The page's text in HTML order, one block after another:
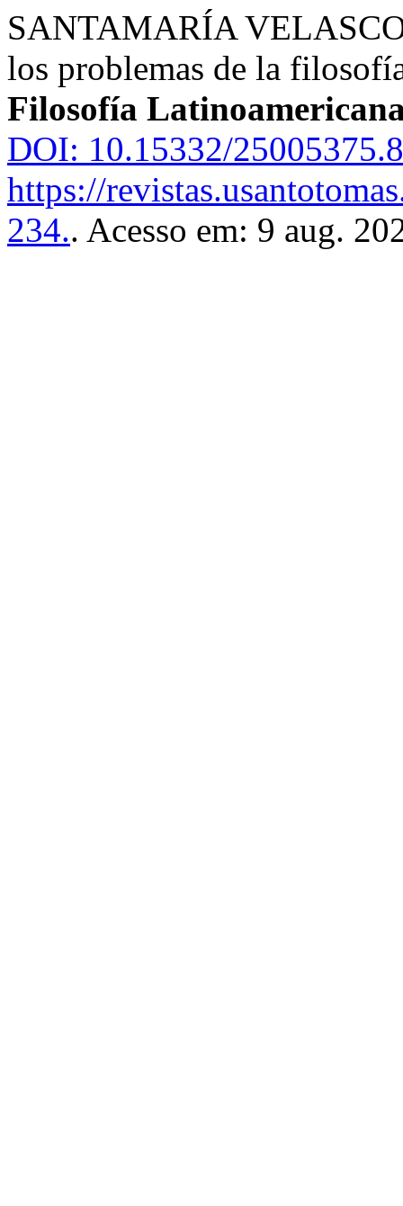
SANTAMARÍA
los problemas de la
Filosofía
DOI: 10.15332/
https://
234.. Acesso em: 9 aug.